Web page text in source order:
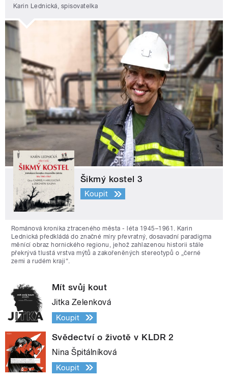
Karin Lednická, spisovatelka
Šikmý kostel 3
Koupit
Románová kronika ztraceného města - léta 1945–1961. Karin
Lednická předkládá do značné míry převratný, dosavadní paradigma
měnící obraz hornického regionu, jehož zahlazenou historii stále
překrývá tlustá vrstva mýtů a zakořeněných stereotypů o „černé
zemi a rudém kraji“.
Mít svůj kout
Jitka Zelenková
Koupit
Svědectví o životě v KLDR 2
Nina Špitálníková
Koupit